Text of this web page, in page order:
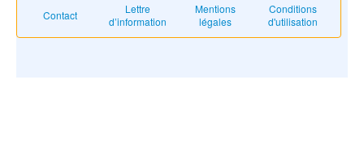
Contact
Lettre
d’information
Mentions
légales
Conditions
d'utilisation